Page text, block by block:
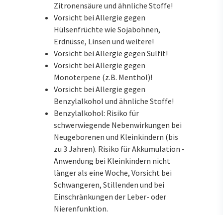
Zitronensäure und ähnliche Stoffe!
Vorsicht bei Allergie gegen
Hülsenfrüchte wie Sojabohnen,
Erdnüsse, Linsen und weitere!
Vorsicht bei Allergie gegen Sulfit!
Vorsicht bei Allergie gegen
Monoterpene (z.B. Menthol)!
Vorsicht bei Allergie gegen
Benzylalkohol und ähnliche Stoffe!
Benzylalkohol: Risiko für
schwerwiegende Nebenwirkungen bei
Neugeborenen und Kleinkindern (bis
zu 3 Jahren). Risiko für Akkumulation -
Anwendung bei Kleinkindern nicht
länger als eine Woche, Vorsicht bei
Schwangeren, Stillenden und bei
Einschränkungen der Leber- oder
Nierenfunktion.